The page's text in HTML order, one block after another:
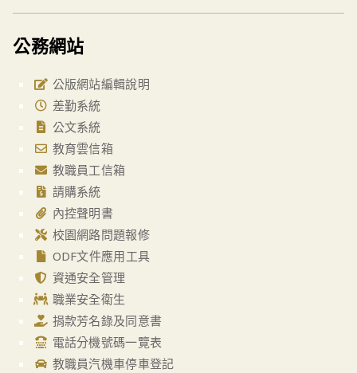
公務網站
公版網站編輯說明
差勤系統
公文系統
教育雲信箱
教職員工信箱
請購系統
內控聲明書
校園網路問題報修
ODF文件應用工具
資通安全管理
職業安全衛生
捐款芳名錄及同意書
電話分機號碼一覽表
教職員汽機車停車登記